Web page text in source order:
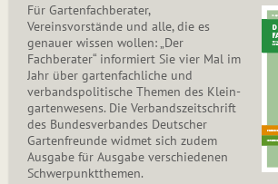
Für Gartenfachberater,
Vereinsvorstände und alle, die es
genauer wissen wollen: „Der
Fachberater“ informiert Sie vier Mal im
Jahr über gartenfachliche und
verbandspolitische Themen des Klein­
gar­ten­wesens. Die Ver­bands­zeit­schrift
des Bun­des­ver­ban­des Deutscher
Gartenfreunde widmet sich zudem
Ausgabe für Ausgabe verschiedenen
Schwer­punkt­the­men.